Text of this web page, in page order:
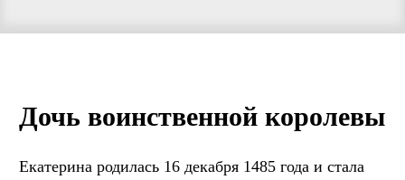
Дочь воинственной королевы
Екатерина родилась 16 декабря 1485 года и стала